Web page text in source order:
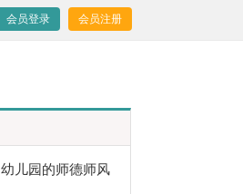
会员登录 会员注册
幼儿园的师德师风